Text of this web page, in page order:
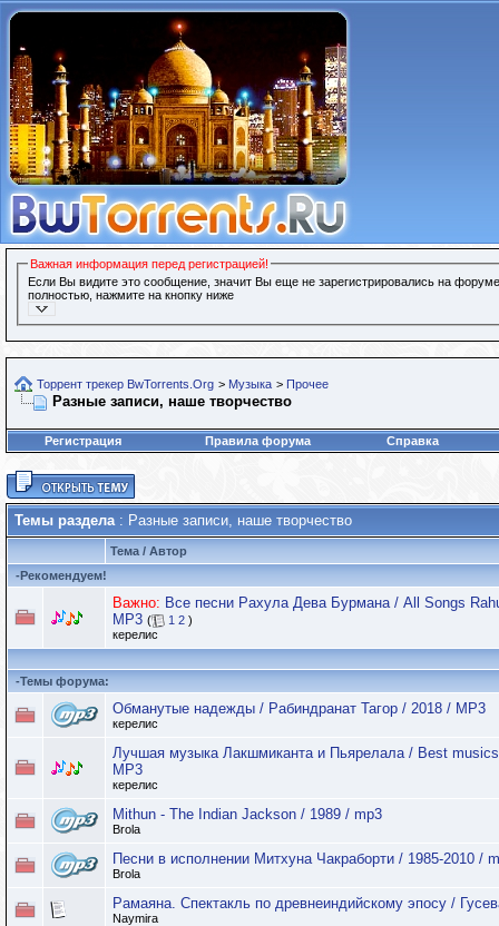
Важная информация перед регистрацией!
Если Вы видите это сообщение, значит Вы еще не зарегистрировались на
полностью, нажмите на кнопку ниже
Торрент трекер BwTorrents.Org > Музыка > Прочее
Разные записи, наше творчество
Регистрация Правила форума Справка
Темы раздела: Разные записи, наше творчество
Тема / Автор
-Рекомендуем!
Важно: Все песни Рахула Дева Бурмана / All Songs
МР3 ( 1 2 )
керелис
-Темы форума:
Обманутые надежды / Рабиндранат Тагор / 2018 / MP3
керелис
Лучшая музыка Лакшмиканта и Пьярелала / Best
МР3
керелис
Mithun - The Indian Jackson / 1989 / mp3
Brola
Песни в исполнении Митхуна Чакраборти / 1985-2010 /
Brola
Рамаяна. Спектакль по древнеиндийскому эпосу /
Naymira